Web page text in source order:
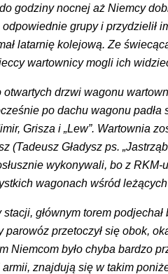
godziny nocnej aż Niemcy
grupy i przydzielił
latarnię kolejową. Ze
wartownicy mogli ich
otwartych drzwi wagonu
po dachu wagonu
Grisza i „Lew”. Wartownia
(Tadeusz Gładysz ps.
wykonywali, bo z
wagonach wśród
głównym torem
parowóz przetoczył się obok,
Niemcom było chyba bardzo
znajdują się w takim